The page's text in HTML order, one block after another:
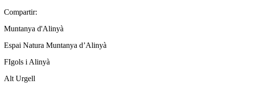
Compartir:
Muntanya d'Alinyà
Espai Natura Muntanya d’Alinyà
FIgols i Alinyà
Alt Urgell